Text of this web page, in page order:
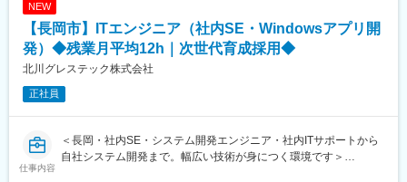
■当社の魅力：
工作機械業界の世界シェアトップクラスのプライム上場上場企業
です。工程集約／自動化／DX／GX需要を追い風に事業を拡大
・有給取得は20日以上と100%越え
・各事業所に社員食堂があり、三ツ星レストランと提携も
NEW
【長岡市】ITエンジニア（社内SE・Windowsアプリ開
発）◆残業月平均12h｜次世代育成採用◆
北川グレステック株式会社
正社員
仕事内容
＜長岡・社内SE・システム開発エンジニア・社内ITサポートから
自社システム開発まで。幅広い技術が身につく環境です＞